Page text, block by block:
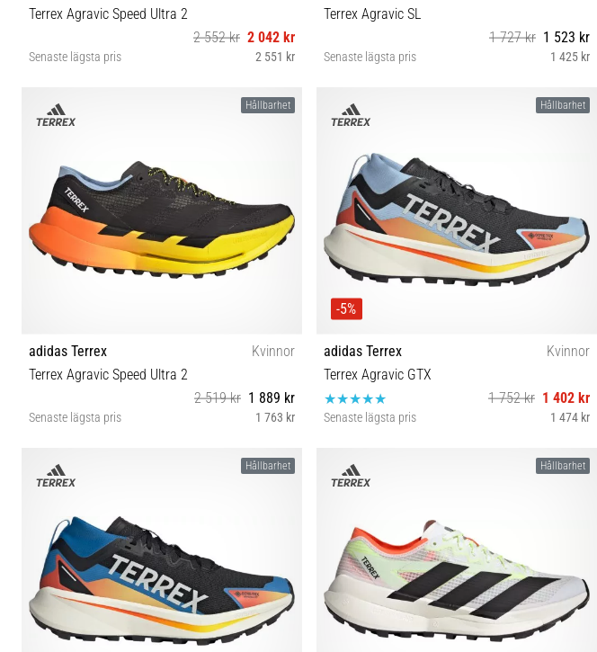
Terrex Agravic Speed Ultra 2
2 552 kr 2 042 kr
Senaste lägsta pris 2 551 kr
Terrex Agravic SL
1 727 kr 1 523 kr
Senaste lägsta pris 1 425 kr
41⅓ 42 42⅔ 43⅓ 44 44⅔ 45⅓ 46 46⅔
Hållbarhet
adidas Terrex
Kvinnor
Terrex Agravic Speed Ultra 2
2 519 kr 1 889 kr
Senaste lägsta pris 1 763 kr
Hållbarhet
-5%
adidas Terrex
Kvinnor
Terrex Agravic GTX
1 752 kr 1 402 kr
Senaste lägsta pris 1 474 kr
Hållbarhet Hållbarhet